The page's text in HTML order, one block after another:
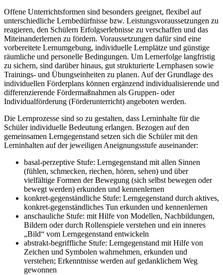
Offene Unterrichtsformen sind besonders geeignet, flexibel auf
unterschiedliche Lernbedürfnisse bzw. Leistungsvoraussetzungen zu
reagieren, den Schülern Erfolgserlebnisse zu verschaffen und das
Miteinanderlernen zu fördern. Voraussetzungen dafür sind eine
vorbereitete Lernumgebung, individuelle Lernplätze und günstige
räumliche und personelle Bedingungen. Um Lernerfolge langfristig
zu sichern, sind darüber hinaus, gut strukturierte Lernphasen sowie
Trainings- und Übungseinheiten zu planen. Auf der Grundlage des
individuellen Förderplans können ergänzend individualisierende und
differenzierende Fördermaßnahmen als Gruppen- oder
Individualförderung (Förderunterricht) angeboten werden.
Die Lernprozesse sind so zu gestalten, dass Lerninhalte für die
Schüler individuelle Bedeutung erlangen. Bezogen auf den
gemeinsamen Lerngegenstand setzen sich die Schüler mit den
Lerninhalten auf der jeweiligen Aneignungsstufe auseinander:
basal-perzeptive Stufe: Lerngegenstand mit allen Sinnen
(fühlen, schmecken, riechen, hören, sehen) und über
vielfältige Formen der Bewegung (sich selbst bewegen oder
bewegt werden) erkunden und kennenlernen
konkret-gegenständliche Stufe: Lerngegenstand durch aktives,
konkret-gegenständliches Tun erkunden und kennenlernen
anschauliche Stufe: mit Hilfe von Modellen, Nachbildungen,
Bildern oder durch Rollenspiele verstehen und ein inneres
„Bild“ vom Lerngegenstand entwickeln
abstrakt-begriffliche Stufe: Lerngegenstand mit Hilfe von
Zeichen und Symbolen wahrnehmen, erkunden und
verstehen; Erkenntnisse werden auf gedanklichem Weg
gewonnen